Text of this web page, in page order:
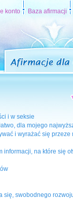
konto Baza afirmacji
i w seksie
dla mojego
i wyrażać się
informacji, na które się
swobodnego